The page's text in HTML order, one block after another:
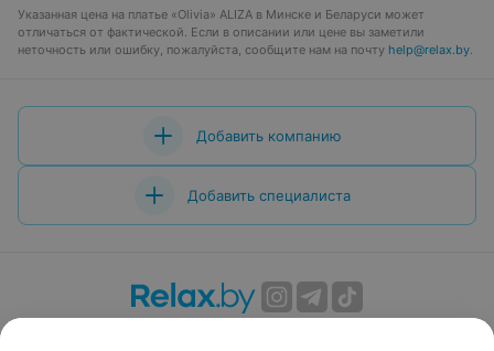
Указанная цена на платье «Olivia» ALIZA в Минске и Беларуси может
отличаться от фактической. Если в описании или цене вы заметили
неточность или ошибку, пожалуйста, сообщите нам на почту help@relax.by.
Добавить компанию
Добавить специалиста